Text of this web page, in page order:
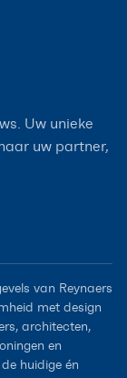
Uw unieke
uw partner,
van Reynaers
met design
architecten,
en
huidige én